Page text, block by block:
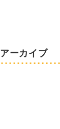
アーカイブ